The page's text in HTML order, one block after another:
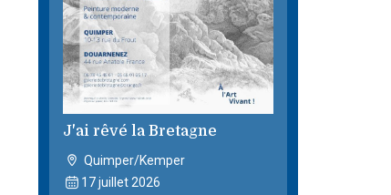
J'ai rêvé la Bretagne
Quimper/Kemper
17 juillet 2026